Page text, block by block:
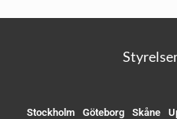
Stockholm Göteborg Skåne